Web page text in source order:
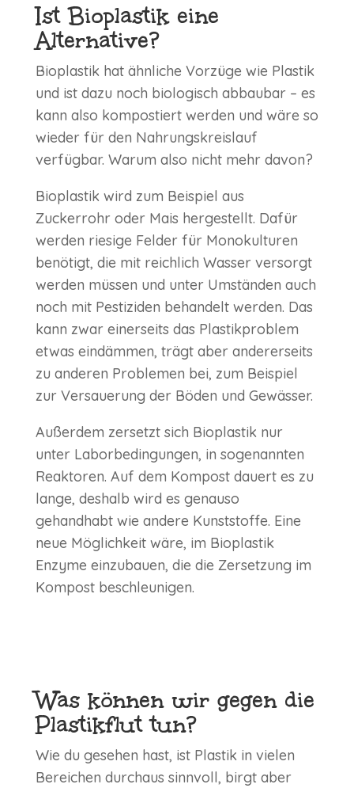
Ist Bioplastik eine
Alternative?
Bioplastik hat ähnliche Vorzüge wie Plastik
und ist dazu noch biologisch abbaubar – es
kann also kompostiert werden und wäre so
wieder für den Nahrungskreislauf
verfügbar. Warum also nicht mehr davon?
Bioplastik wird zum Beispiel aus
Zuckerrohr oder Mais hergestellt. Dafür
werden riesige Felder für Monokulturen
benötigt, die mit reichlich Wasser versorgt
werden müssen und unter Umständen auch
noch mit Pestiziden behandelt werden. Das
kann zwar einerseits das Plastikproblem
etwas eindämmen, trägt aber andererseits
zu anderen Problemen bei, zum Beispiel
zur Versauerung der Böden und Gewässer.
Außerdem zersetzt sich Bioplastik nur
unter Laborbedingungen, in sogenannten
Reaktoren. Auf dem Kompost dauert es zu
lange, deshalb wird es genauso
gehandhabt wie andere Kunststoffe. Eine
neue Möglichkeit wäre, im Bioplastik
Enzyme einzubauen, die die Zersetzung im
Kompost beschleunigen.
Was können wir gegen die
Plastikflut tun?
Wie du gesehen hast, ist Plastik in vielen
Bereichen durchaus sinnvoll, birgt aber